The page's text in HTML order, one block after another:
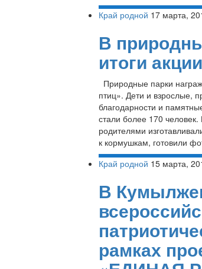
Край родной 17 марта,
В
итоги
Природные парки
птиц». Дети и взрослые,
благодарности и
стали более 170
родителями
к кормушкам, готовили
Край родной 15 марта,
В
рамках